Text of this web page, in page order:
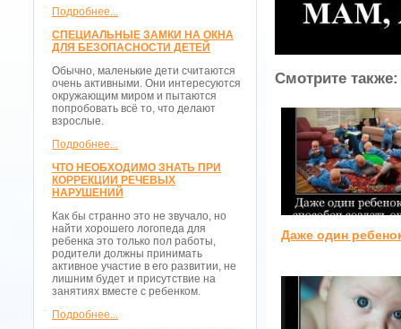
Подробнее...
СПЕЦИАЛЬНЫЕ ЗАМКИ НА ОКНА
ДЛЯ БЕЗОПАСНОСТИ ДЕТЕЙ
Обычно, маленькие дети считаются
очень активными. Они интересуются
окружающим миром и пытаются
попробовать всё то, что делают
взрослые.
Подробнее...
ЧТО НЕОБХОДИМО ЗНАТЬ ПРИ
КОРРЕКЦИИ РЕЧЕВЫХ
НАРУШЕНИЙ
Как бы странно это не звучало, но
найти хорошего логопеда для
ребенка это только пол работы,
родители должны принимать
активное участие в его развитии, не
лишним будет и присутствие на
занятиях вместе с ребенком.
Подробнее...
Смотрите также:
Даже один